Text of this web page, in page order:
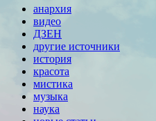
анархия
видео
ДЗЕН
другие источники
история
красота
мистика
музыка
наука